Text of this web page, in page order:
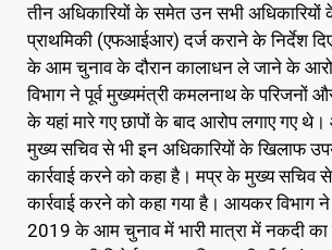
तीन अधिकारियों के समेत उन सभी
प्राथमिकी (एफआईआर) दर्ज कराने के निर्देश
के आम चुनाव के दौरान कालाधन ले जाने के
विभाग ने पूर्व मुख्यमंत्री कमलनाथ के परिजनों
के यहां मारे गए छापों के बाद आरोप लगाए गए
मुख्य सचिव से भी इन अधिकारियों के खिलाफ
कार्रवाई करने को कहा है। मप्र के मुख्य सचिव
कार्रवाई करने को कहा गया है। आयकर विभाग ने
2019 के आम चुनाव में भारी मात्रा में नकदी का